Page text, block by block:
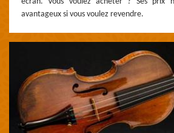
avantageux si vous voulez revendre.